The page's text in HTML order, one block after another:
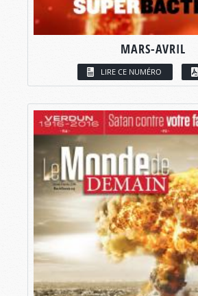
MARS-AVRIL
LIRE CE NUMÉRO